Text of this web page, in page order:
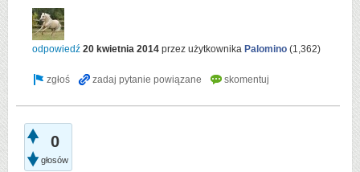
odpowiedź 20 kwietnia 2014 przez użytkownika Palomino (1,362)
0
głosów